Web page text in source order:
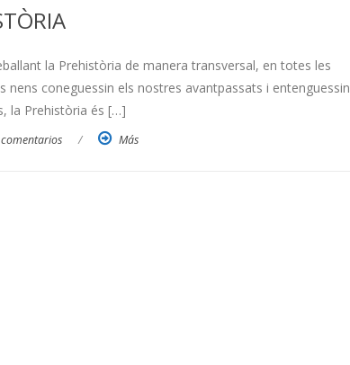
la Prehistòria de manera transversal, en totes les
nens coneguessin els nostres avantpassats i entenguessin
la Prehistòria és […]
/ Más